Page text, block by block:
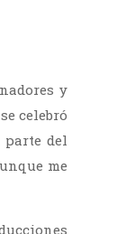
y
celebró
parte del
me